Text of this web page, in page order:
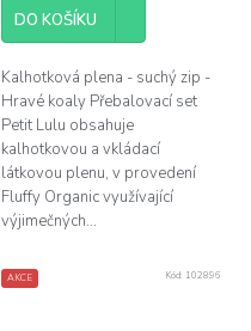
DO KOŠÍKU
Kalhotková plena - suchý zip -
Hravé koaly Přebalovací set
Petit Lulu obsahuje
kalhotkovou a vkládací
látkovou plenu, v provedení
Fluffy Organic využívající
výjimečných...
AKCE Kód: 102896